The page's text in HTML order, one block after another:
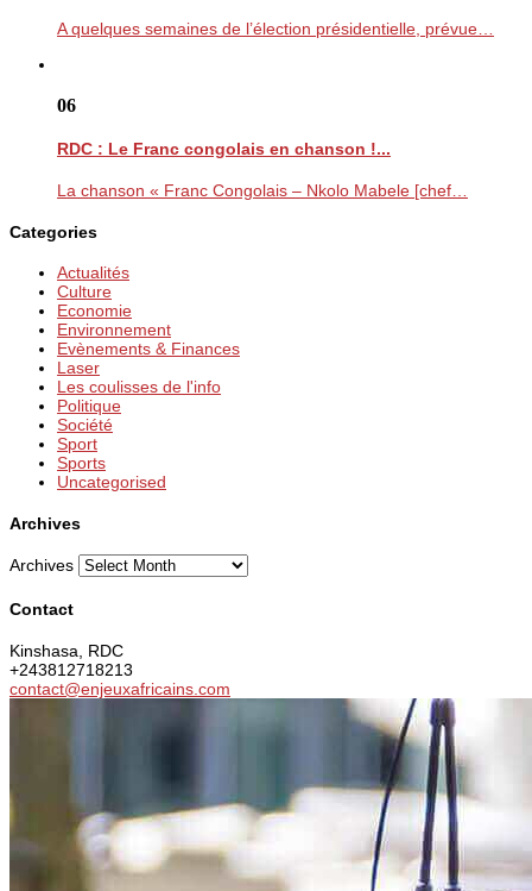
A quelques semaines de l’élection présidentielle, prévue…
06
RDC : Le Franc congolais en chanson !...
La chanson « Franc Congolais – Nkolo Mabele [chef…
Categories
Actualités
Culture
Economie
Environnement
Evènements & Finances
Laser
Les coulisses de l'info
Politique
Société
Sport
Sports
Uncategorised
Archives
Archives
Contact
Kinshasa, RDC
+243812718213
contact@enjeuxafricains.com